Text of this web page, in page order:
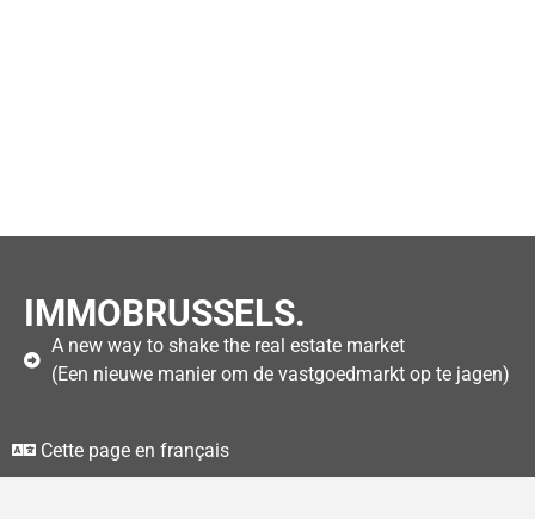
IMMOBRUSSELS.
A new way to shake the real estate market
(Een nieuwe manier om de vastgoedmarkt op te jagen)
Cette page en français